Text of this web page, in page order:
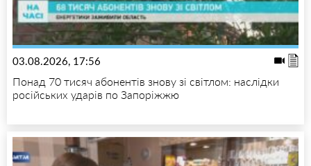
03.08.2026, 17:56
Понад 70 тисяч абонентів знову зі світлом: наслідки
російських ударів по Запоріжжю